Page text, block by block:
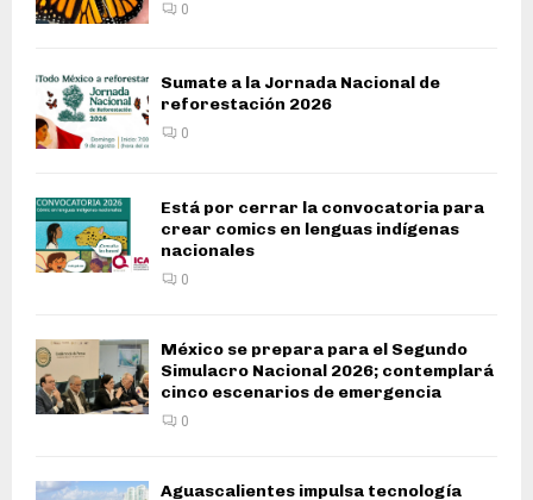
0
Sumate a la Jornada Nacional de
reforestación 2026
0
Está por cerrar la convocatoria para
crear comics en lenguas indígenas
nacionales
0
México se prepara para el Segundo
Simulacro Nacional 2026; contemplará
cinco escenarios de emergencia
0
Aguascalientes impulsa tecnología